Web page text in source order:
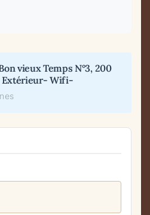
vieux Temps N°3, 200
Extérieur- Wifi-